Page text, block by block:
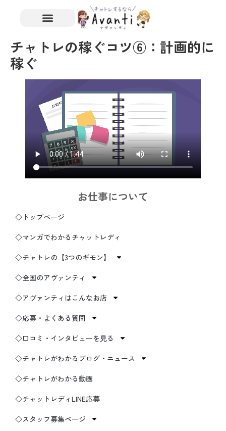
チャトレの稼ぐコツ⑥：計画的に
稼ぐ
お仕事について
◇トップページ
◇マンガでわかるチャットレディ
◇チャトレの【3つのギモン】
◇全国のアヴァンティ
◇アヴァンティはこんなお店
◇応募・よくある質問
◇口コミ・インタビューを見る
◇チャトレがわかるブログ・ニュース
◇チャトレがわかる動画
◇チャットレディLINE応募
◇スタッフ募集ページ